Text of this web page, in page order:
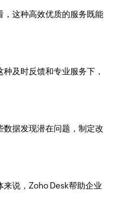
这种高效优质的服务既能
及时反馈和专业服务下，
数据发现潜在问题，制定改
说，Zoho Desk帮助企业